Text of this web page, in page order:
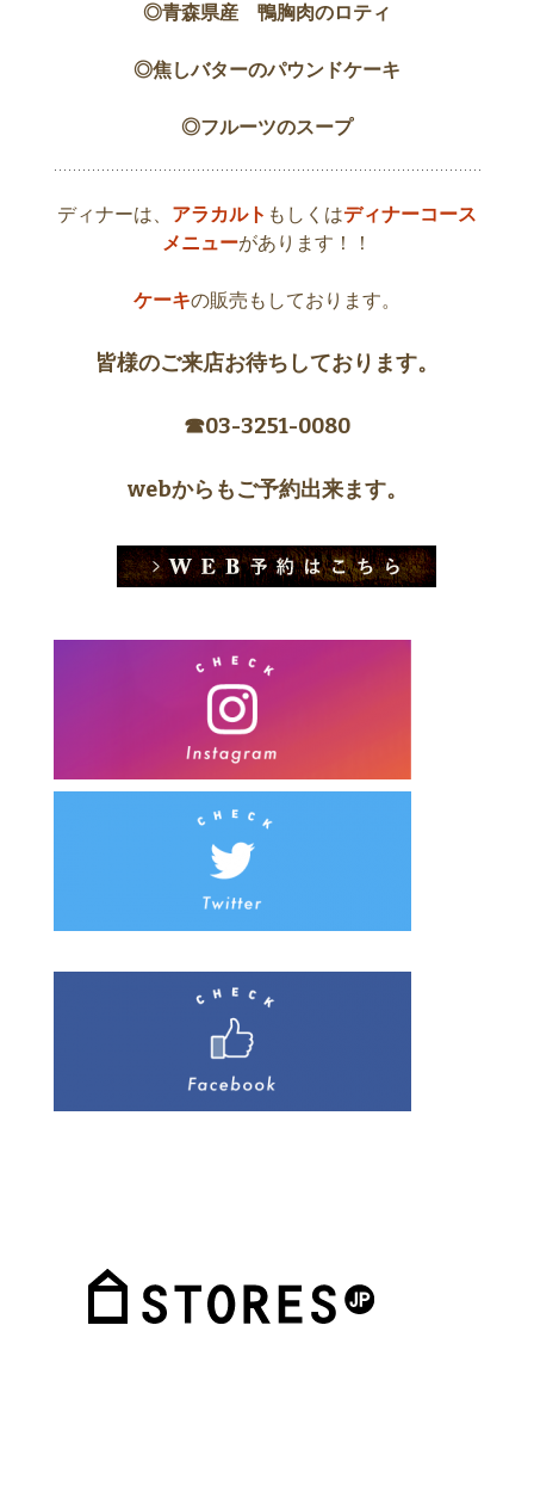
◎青森県産 鴨胸肉のロティ
◎焦しバターのパウンドケーキ
◎フルーツのスープ
ディナーは、 アラカルト もしくはディナーコース
メニューがあります！！
ケーキの販売もしております。
皆様のご来店お待ちしております。
☎︎03-3251-0080
webからもご予約出来ます。